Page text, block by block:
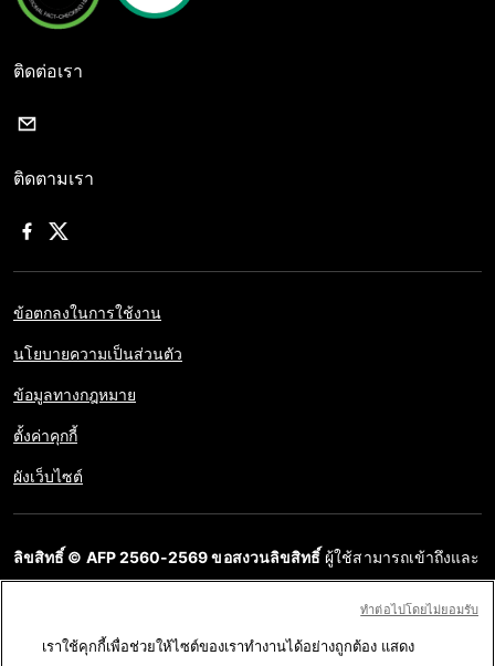
ติดต่อเรา
ติดตามเรา
ข้อตกลงในการใช้งาน
นโยบายความเป็นส่วนตัว
ข้อมูลทางกฎหมาย
ตั้งค่าคุกกี้
ผังเว็บไซต์
ลิขสิทธิ์ © AFP 2560-2569 ขอสงวนลิขสิทธิ์ ผู้ใช้สามารถเข้าถึงและ
นำเนื้อหาบนเว็บไซต์ของ AFP ไปเผยแพร่ต่อโดยไม่ได้รับอนุญาตก่อน
เราใช้คุกกี้เพื่อช่วยให้ไซต์ของเราทำงานได้อย่างถูกต้อง แสดง
ทําต่อไปโดยไม่ยอมรับ